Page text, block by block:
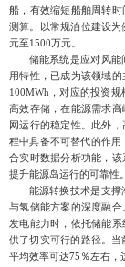
船，有效缩短船舶周转
测算。以常规泊位建设
元至1500万元。
储能系统是应对风
用特性，已成为该领域
100MWh ，对应的投资规
高效存储，在能源需求
网运行的稳定性。此外，
程中具备不可替代的作用
合实时数据分析功能，
提升能源岛运行的可靠性。
能源转换技术是支
与氢储能方案的深度融合
发电能力时，依托储能
供了切实可行的路径。
平均效率可达75 ％左右，